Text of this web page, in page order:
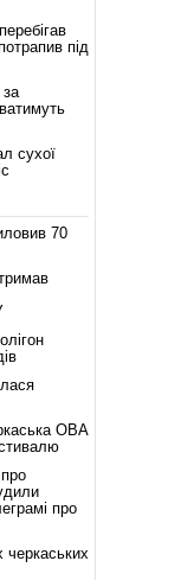
під
сухої
70
ОВА
про
черкаських